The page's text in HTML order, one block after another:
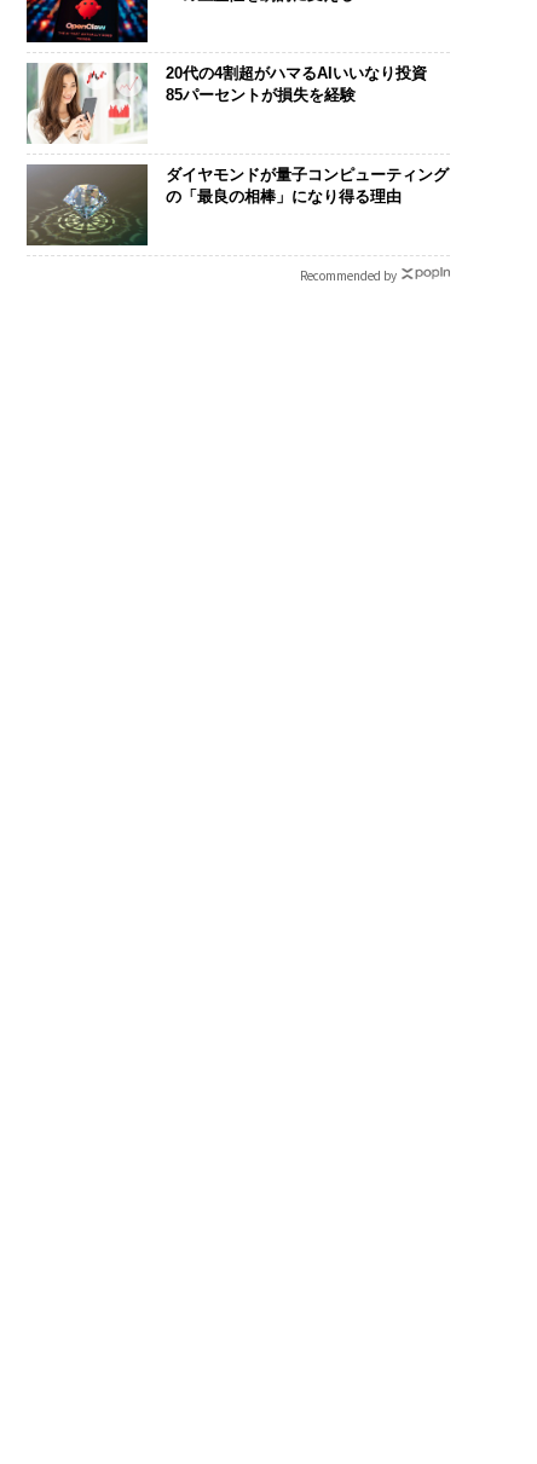
20代の4割超がハマるAIいいなり投資
85パーセントが損失を経験
ダイヤモンドが量子コンピューティング
の「最良の相棒」になり得る理由
Recommended by